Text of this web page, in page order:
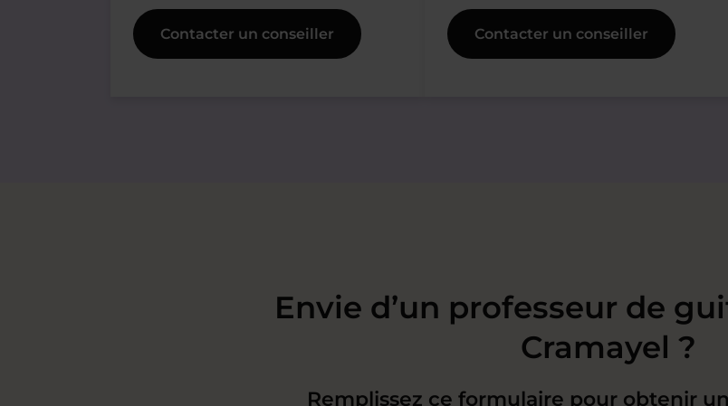
Contacter un conseiller Contacter un conseiller
Envie d’un professeur de
Cramayel ?
Remplissez ce formulaire pour obtenir